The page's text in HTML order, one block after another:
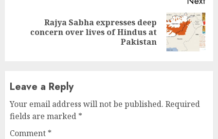
Next
Rajya Sabha expresses deep
concern over lives of Hindus at
Pakistan
Leave a Reply
Your email address will not be published. Required
fields are marked *
Comment *